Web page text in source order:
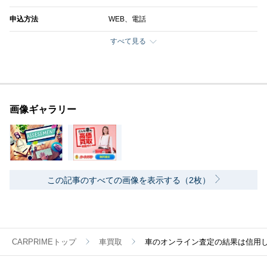
申込方法 WEB、電話
すべて見る
画像ギャラリー
この記事のすべての画像を表示する（2枚）
CARPRIMEトップ 車買取 車のオンライン査定の結果は信用